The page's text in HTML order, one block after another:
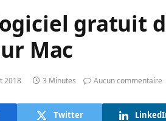
gratuit
Mac
2018 3 Minutes Aucun commentaire
Twitter